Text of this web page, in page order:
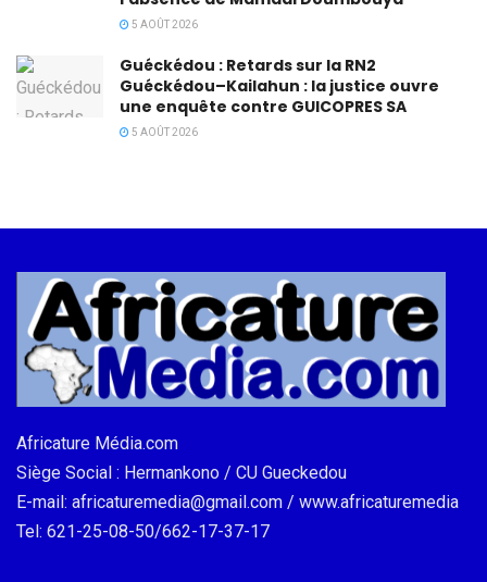
5 AOÛT 2026
Guéckédou : Retards sur la RN2
Guéckédou–Kailahun : la justice ouvre
une enquête contre GUICOPRES SA
5 AOÛT 2026
Africature Média.com
Siège Social : Hermankono / CU Gueckedou
E-mail: africaturemedia@gmail.com / www.africaturemedia
Tel: 621-25-08-50/662-17-37-17